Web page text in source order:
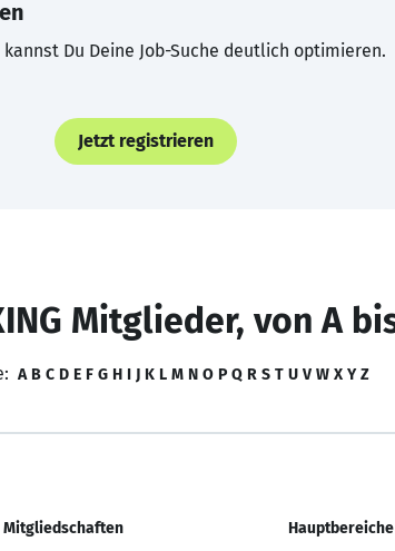
Du Deine Job-Suche deutlich optimieren.
Jetzt registrieren
Mitglieder, von A
A B C D E F G H I J K L M N O P Q R S T U V W X Y Z
Mitgliedschaften Hauptbereiche